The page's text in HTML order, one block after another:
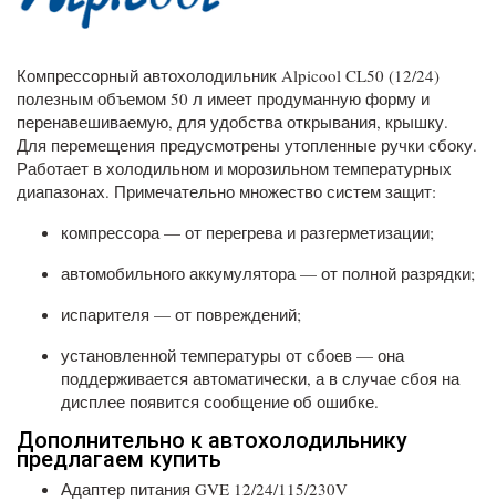
Компрессорный автохолодильник Alpicool CL50 (12/24)
полезным объемом 50 л имеет продуманную форму и
перенавешиваемую, для удобства открывания, крышку.
Для перемещения предусмотрены утопленные ручки сбоку.
Работает в холодильном и морозильном температурных
диапазонах. Примечательно множество систем защит:
компрессора — от перегрева и разгерметизации;
автомобильного аккумулятора — от полной разрядки;
испарителя — от повреждений;
установленной температуры от сбоев — она
поддерживается автоматически, а в случае сбоя на
дисплее появится сообщение об ошибке.
Дополнительно к автохолодильнику
предлагаем купить
Адаптер питания GVE 12/24/115/230V